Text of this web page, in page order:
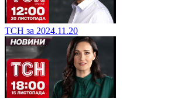
ТСН за 2024.11.20